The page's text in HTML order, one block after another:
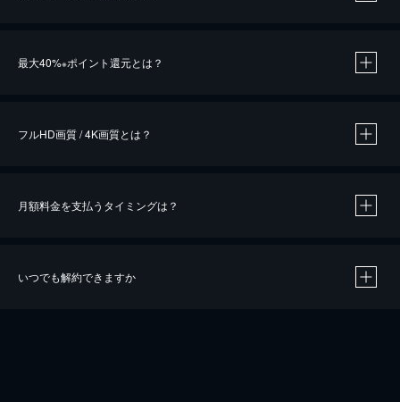
最大40%※ポイント還元とは？
※40％ポイント還元の対象は、クレジットカード決済による作品の購入 / レンタルです。
iOSアプリのUコイン決済による作品の購入 / レンタルは、20％のポイント還元です。
フルHD画質 / 4K画質とは？
月額料金を支払うタイミングは？
いつでも解約できますか